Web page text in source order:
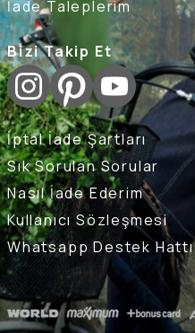
İade Taleplerim
Bizi Takip Et
İptal İade Şartları
Sık Sorulan Sorular
Nasıl İade Ederim
Kullanıcı Sözleşmesi
Whatsapp Destek Hattı